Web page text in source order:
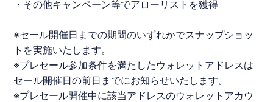
・その他キャンペーン等でアローリストを獲得
※セール開催日までの期間のいずれかでスナップショッ
トを実施いたします。
※プレセール参加条件を満たしたウォレットアドレスは
セール開催日の前日までにお知らせいたします。
※プレセール開催中に該当アドレスのウォレットアカウ